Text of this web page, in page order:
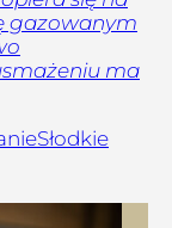
gazowanym
ma
Słodkie